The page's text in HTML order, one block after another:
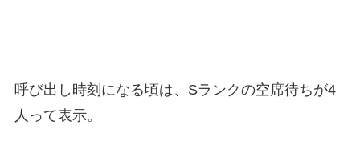
呼び出し時刻になる頃は、Sランクの空席待ちが4
人って表示。